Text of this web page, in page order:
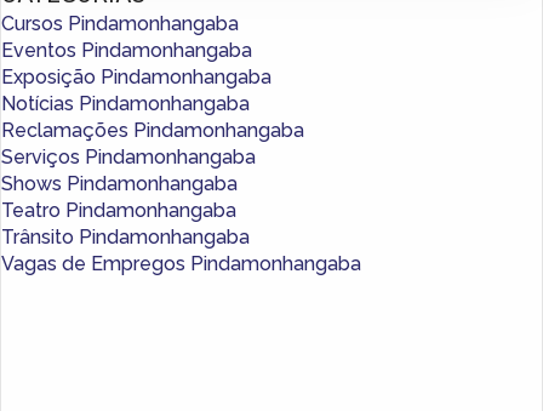
Cursos Pindamonhangaba
Eventos Pindamonhangaba
Exposição Pindamonhangaba
Notícias Pindamonhangaba
Reclamações Pindamonhangaba
Serviços Pindamonhangaba
Shows Pindamonhangaba
Teatro Pindamonhangaba
Trânsito Pindamonhangaba
Vagas de Empregos Pindamonhangaba